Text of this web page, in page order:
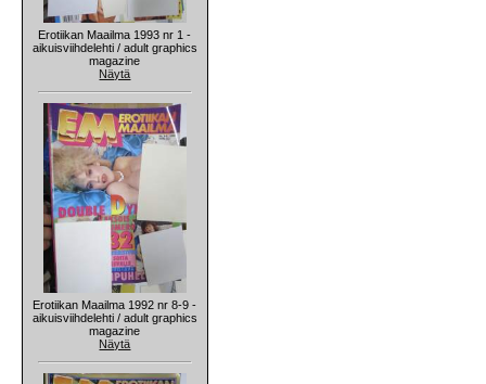
Erotiikan Maailma 1993 nr 1 -
aikuisviihdelehti / adult graphics
magazine
Näytä
Erotiikan Maailma 1992 nr 8-9 -
aikuisviihdelehti / adult graphics
magazine
Näytä